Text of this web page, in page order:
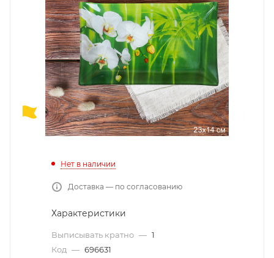
Нет в наличии
Доставка — по согласованию
Характеристики
Выписывать кратно — 1
Код — 696631